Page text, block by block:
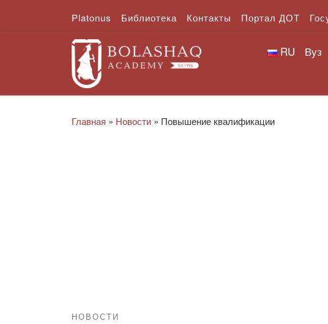
Перейти к содержимому
Platonus Библиотека Контакты Портал ДОТ
RU Вуз
Главная » Новости » Повышение квалификации
НОВОСТИ